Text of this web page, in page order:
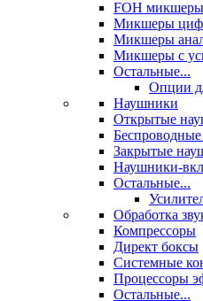
FOH микшеры
Микшеры
Микшеры
Микшеры с
Остальные...
Опции
Наушники
Открытые
Закрытые
Наушники-
Остальные...
Обработка
Компрессоры
Директ боксы
Системные
Процессоры
Остальные...